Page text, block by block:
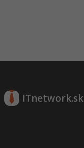
ITnetwork.sk